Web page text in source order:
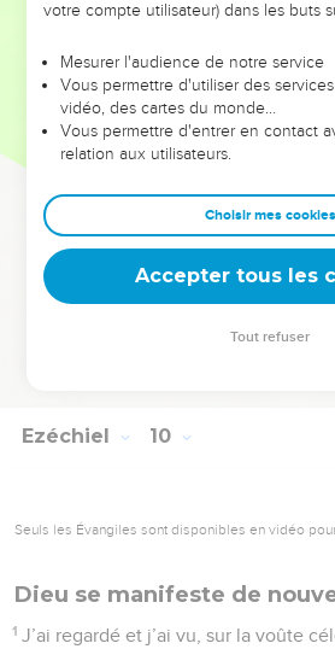
visage contre terre et je me suis écrié
ta fureur sur Jérusalem ? »
Il m’a répondu : « La faute de la
Juda est immensément grande. Le
meurtres, la ville est pleine de
‘L'Eternel a abandonné le pays,
Moi aussi, j’aurai un regard
aucune compassion. Je ferai
tête. »
Puis l'homme en habit de lin, celui
Ezéchiel 10
Seuls les Évangiles sont disponibles en vidéo
Dieu se manifeste de
1 J’ai regardé et j’ai vu, sur la voûte
votre compte utilisateur) dans les buts
Mesurer l'audience de notre service
Vous permettre d'utiliser des
vidéo, des cartes du monde…
Vous permettre d'entrer en contact
relation aux utilisateurs.
Choisir mes cookies
Accepter tous les
Tout refuser